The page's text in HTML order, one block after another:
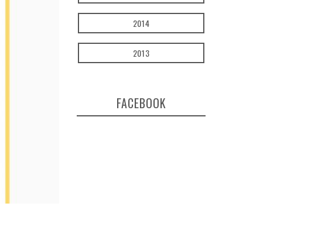
2014
2013
FACEBOOK